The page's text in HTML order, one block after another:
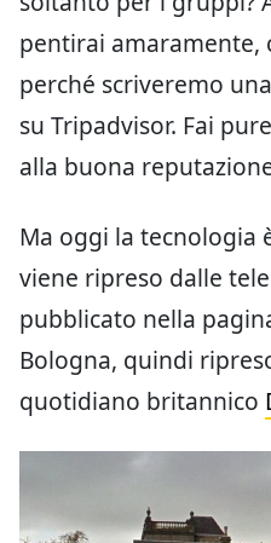
pentirai amaramente,
perché scriveremo
su Tripadvisor. Fai
alla buona
Ma oggi la tecnologia
viene ripreso dalle
pubblicato nella
Bologna, quindi
quotidiano britannico